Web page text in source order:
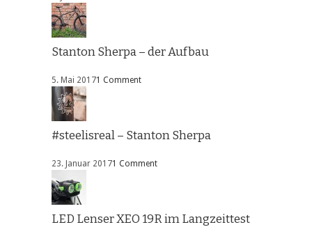
Stanton Sherpa – der Aufbau
5. Mai 20171 Comment
#steelisreal – Stanton Sherpa
23. Januar 20171 Comment
LED Lenser XEO 19R im Langzeittest